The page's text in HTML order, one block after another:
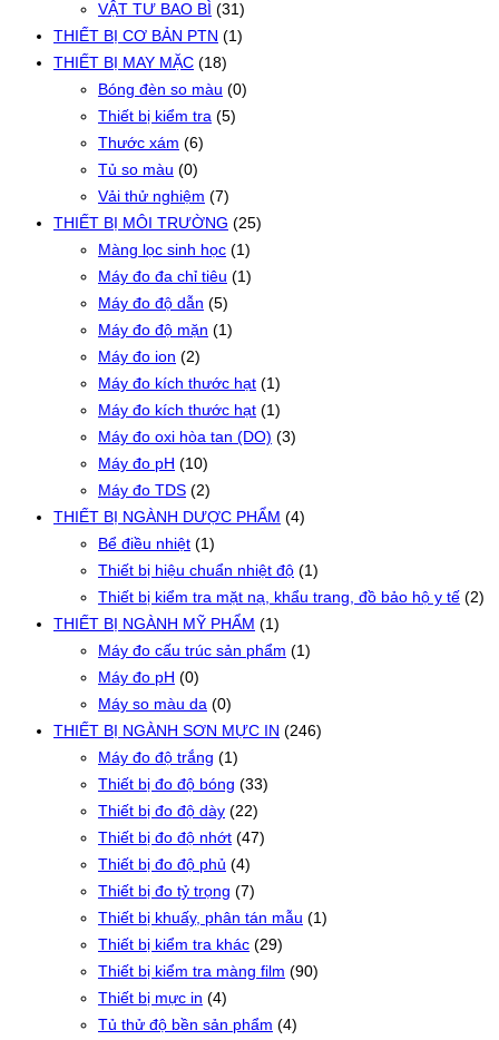
VẬT TƯ BAO BÌ (31)
THIẾT BỊ CƠ BẢN PTN (1)
THIẾT BỊ MAY MẶC (18)
Bóng đèn so màu (0)
Thiết bị kiểm tra (5)
Thước xám (6)
Tủ so màu (0)
Vải thử nghiệm (7)
THIẾT BỊ MÔI TRƯỜNG (25)
Màng lọc sinh học (1)
Máy đo đa chỉ tiêu (1)
Máy đo độ dẫn (5)
Máy đo độ mặn (1)
Máy đo ion (2)
Máy đo kích thước hạt (1)
Máy đo kích thước hạt (1)
Máy đo oxi hòa tan (DO) (3)
Máy đo pH (10)
Máy đo TDS (2)
THIẾT BỊ NGÀNH DƯỢC PHẨM (4)
Bể điều nhiệt (1)
Thiết bị hiệu chuẩn nhiệt độ (1)
Thiết bị kiểm tra mặt nạ, khẩu trang, đồ bảo hộ y tế (2)
THIẾT BỊ NGÀNH MỸ PHẨM (1)
Máy đo cấu trúc sản phẩm (1)
Máy đo pH (0)
Máy so màu da (0)
THIẾT BỊ NGÀNH SƠN MỰC IN (246)
Máy đo độ trắng (1)
Thiết bị đo độ bóng (33)
Thiết bị đo độ dày (22)
Thiết bị đo độ nhớt (47)
Thiết bị đo độ phủ (4)
Thiết bị đo tỷ trọng (7)
Thiết bị khuấy, phân tán mẫu (1)
Thiết bị kiểm tra khác (29)
Thiết bị kiểm tra màng film (90)
Thiết bị mực in (4)
Tủ thử độ bền sản phẩm (4)